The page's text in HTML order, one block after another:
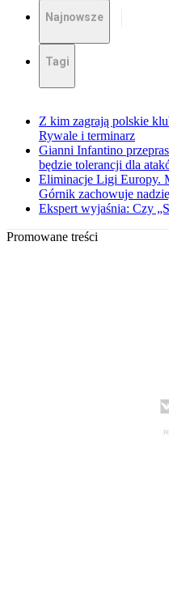
Najnowsze
Tagi
Z kim zagrają polskie
Rywale i terminarz
Gianni Infantino
będzie tolerancji dla
Eliminacje Ligi Europy.
Górnik zachowuje
Ekspert wyjaśnia: Czy
Promowane treści